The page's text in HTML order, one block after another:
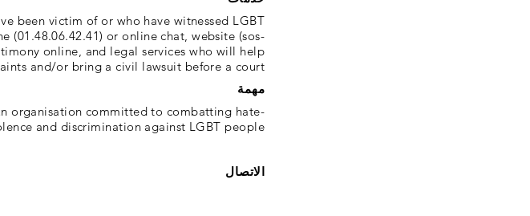
been victim of or who have witnessed LGBT
(01.48.06.42.41) or online chat, website (sos-
online, and legal services who will help
and/or bring a civil lawsuit before a court.
مهمة
organisation committed to combatting hate-
and discrimination against LGBT people.
الاتصال